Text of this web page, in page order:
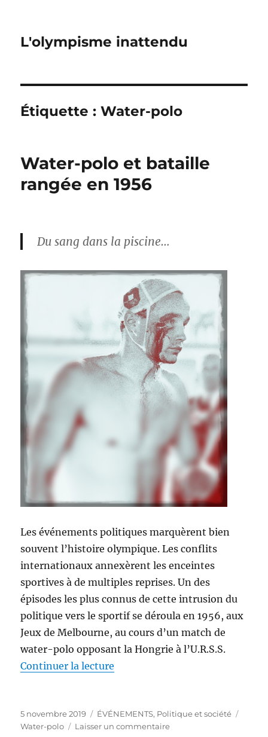
L'olympisme inattendu
Étiquette :Water-polo
Water-polo et bataille
rangée en 1956
Du sang dans la piscine…
Les événements politiques marquèrent bien
souvent l’histoire olympique. Les conflits
internationaux annexèrent les enceintes
sportives à de multiples reprises. Un des
épisodes les plus connus de cette intrusion du
politique vers le sportif se déroula en 1956, aux
Jeux de Melbourne, au cours d’un match de
water-polo opposant la Hongrie à l’U.R.S.S.
Continuer la lecture
Publié
le
5 novembre 2019 Catégories
ÉVÉNEMENTS, Politique et société
Water-polo
Laisser un commentairesur